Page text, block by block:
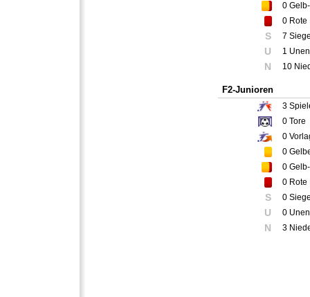
0
0 Rote
S 7
U 1
N 10
F2-Junioren
3
0 Tore
0
0
0
0 Rote
S 0
U 0
N 3